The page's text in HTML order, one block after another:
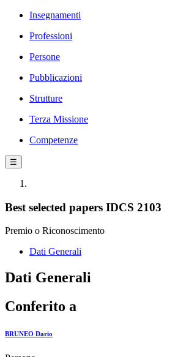
Insegnamenti
Professioni
Persone
Pubblicazioni
Strutture
Terza Missione
Competenze
☰
Best selected papers IDCS 2103
Premio o Riconoscimento
Dati Generali
Dati Generali
Conferito a
BRUNEO Dario